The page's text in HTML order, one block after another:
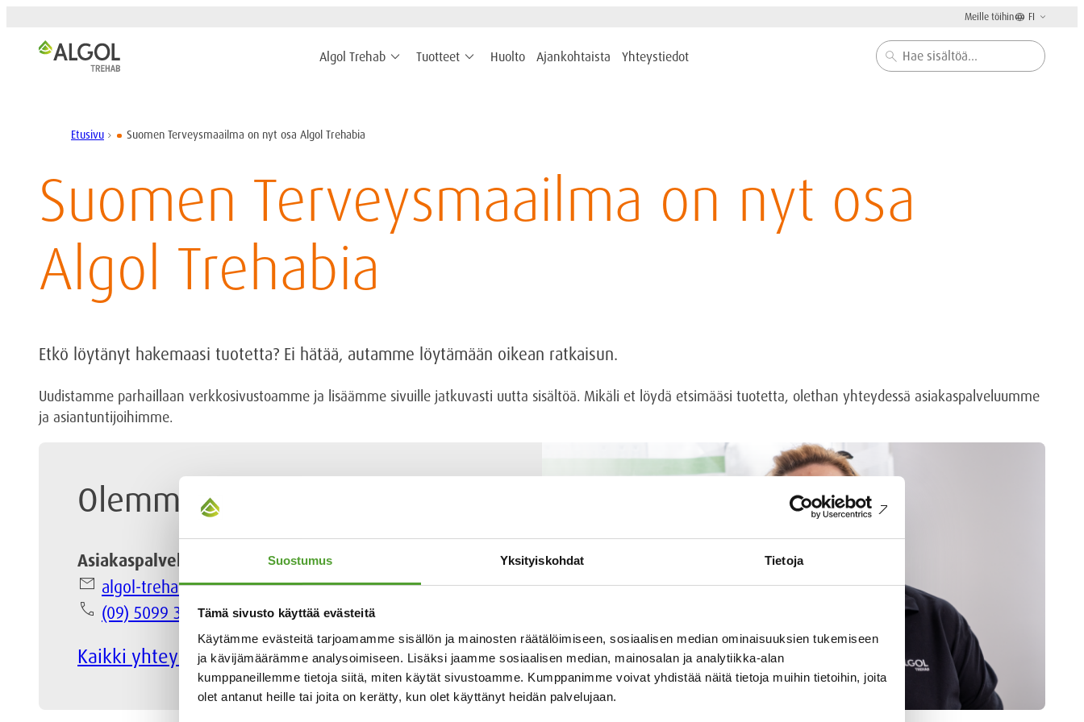
Suostumus Yksityiskohdat Tietoja
Tämä sivusto käyttää evästeitä
Käytämme evästeitä tarjoamamme sisällön ja mainosten räätälöimiseen, sosiaalisen median ominaisuuksien tukemiseen
ja kävijämäärämme analysoimiseen. Lisäksi jaamme sosiaalisen median, mainosalan ja analytiikka-alan
kumppaneillemme tietoja siitä, miten käytät sivustoamme. Kumppanimme voivat yhdistää näitä tietoja muihin tietoihin, joita
olet antanut heille tai joita on kerätty, kun olet käyttänyt heidän palvelujaan.
Meille töihin FI
Algol Trehabkeyboard_arrow_down Tuotteetkeyboard_arrow_down Huolto Ajankohtaista Yhteystiedot Haku
Etusivu chevron_right Suomen Terveysmaailma on nyt osa Algol Trehabia
Suomen Terveysmaailma on nyt osa
Algol Trehabia
Etkö löytänyt hakemaasi tuotetta? Ei hätää, autamme löytämään oikean ratkaisun.
Uudistamme parhaillaan verkkosivustoamme ja lisäämme sivuille jatkuvasti uutta sisältöä. Mikäli et löydä etsimääsi tuotetta, olethan yhteydessä asiakaspalveluumme
ja asiantuntijoihimme.
Olemme apunasi
Asiakaspalvelu
email algol-trehab@algol.fi
phone (09) 5099 331
Kaikki yhteystiedot